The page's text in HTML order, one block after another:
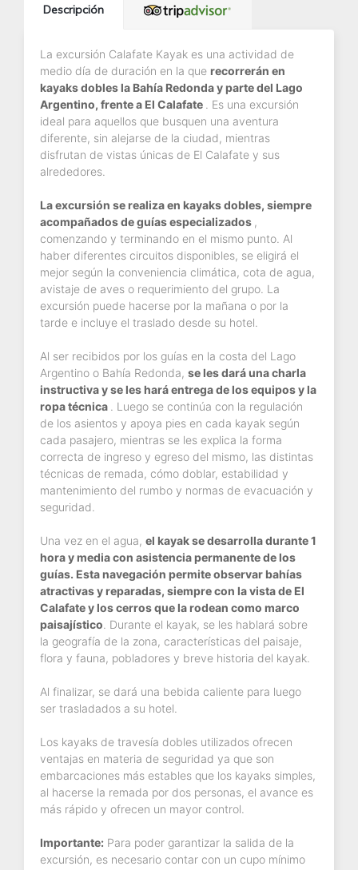
Descripción
La excursión Calafate Kayak es una actividad de
medio día de duración en la que recorrerán en
kayaks dobles la Bahía Redonda y parte del Lago
Argentino, frente a El Calafate
. Es una excursión
ideal para aquellos que busquen una aventura
diferente, sin alejarse de la ciudad, mientras
disfrutan de vistas únicas de El Calafate y sus
alrededores.
La excursión se realiza en kayaks dobles, siempre
acompañados de guías especializados ,
comenzando y terminando en el mismo punto. Al
haber diferentes circuitos disponibles, se eligirá el
mejor según la conveniencia climática, cota de agua,
avistaje de aves o requerimiento del grupo. La
excursión puede hacerse por la mañana o por la
tarde e incluye el traslado desde su hotel.
Al ser recibidos por los guías en la costa del Lago
Argentino o Bahía Redonda, se les dará una charla
instructiva y se les hará entrega de los equipos y la
ropa técnica
. Luego se continúa con la regulación
de los asientos y apoya pies en cada kayak según
cada pasajero, mientras se les explica la forma
correcta de ingreso y egreso del mismo, las distintas
técnicas de remada, cómo doblar, estabilidad y
mantenimiento del rumbo y normas de evacuación y
seguridad.
Una vez en el agua, el kayak se desarrolla durante 1
hora y media con asistencia permanente de los
guías. Esta navegación permite observar bahías
atractivas y reparadas, siempre con la vista de El
Calafate y los cerros que la rodean como marco
paisajístico . Durante el kayak, se les hablará sobre
la geografía de la zona, características del paisaje,
flora y fauna, pobladores y breve historia del kayak.
Al finalizar, se dará una bebida caliente para luego
ser trasladados a su hotel.
Los kayaks de travesía dobles utilizados ofrecen
ventajas en materia de seguridad ya que son
embarcaciones más estables que los kayaks simples,
al hacerse la remada por dos personas, el avance es
más rápido y ofrecen un mayor control.
Importante: Para poder garantizar la salida de la
excursión, es necesario contar con un cupo mínimo